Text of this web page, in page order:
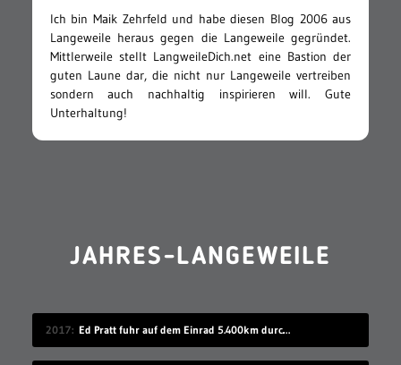
Ich bin Maik Zehrfeld und habe diesen Blog 2006 aus
Langeweile heraus gegen die Langeweile gegründet.
Mittlerweile stellt LangweileDich.net eine Bastion der
guten Laune dar, die nicht nur Langeweile vertreiben
sondern auch nachhaltig inspirieren will. Gute
Unterhaltung!
JAHRES-LANGEWEILE
2017 Ed Pratt fuhr auf dem Einrad 5.400km durch China